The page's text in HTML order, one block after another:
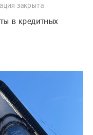
закрыта
в кредитных